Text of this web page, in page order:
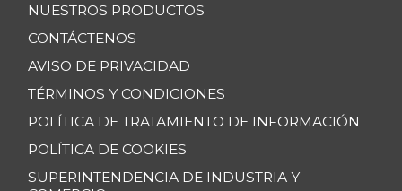
NUESTROS PRODUCTOS
CONTÁCTENOS
AVISO DE PRIVACIDAD
TÉRMINOS Y CONDICIONES
POLÍTICA DE TRATAMIENTO DE INFORMACIÓN
POLÍTICA DE COOKIES
SUPERINTENDENCIA DE INDUSTRIA Y